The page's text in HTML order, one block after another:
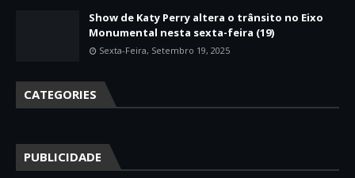
Show de Katy Perry altera o trânsito no Eixo
Monumental nesta sexta-feira (19)
Sexta-Feira, Setembro 19, 2025
CATEGORIES
PUBLICIDADE